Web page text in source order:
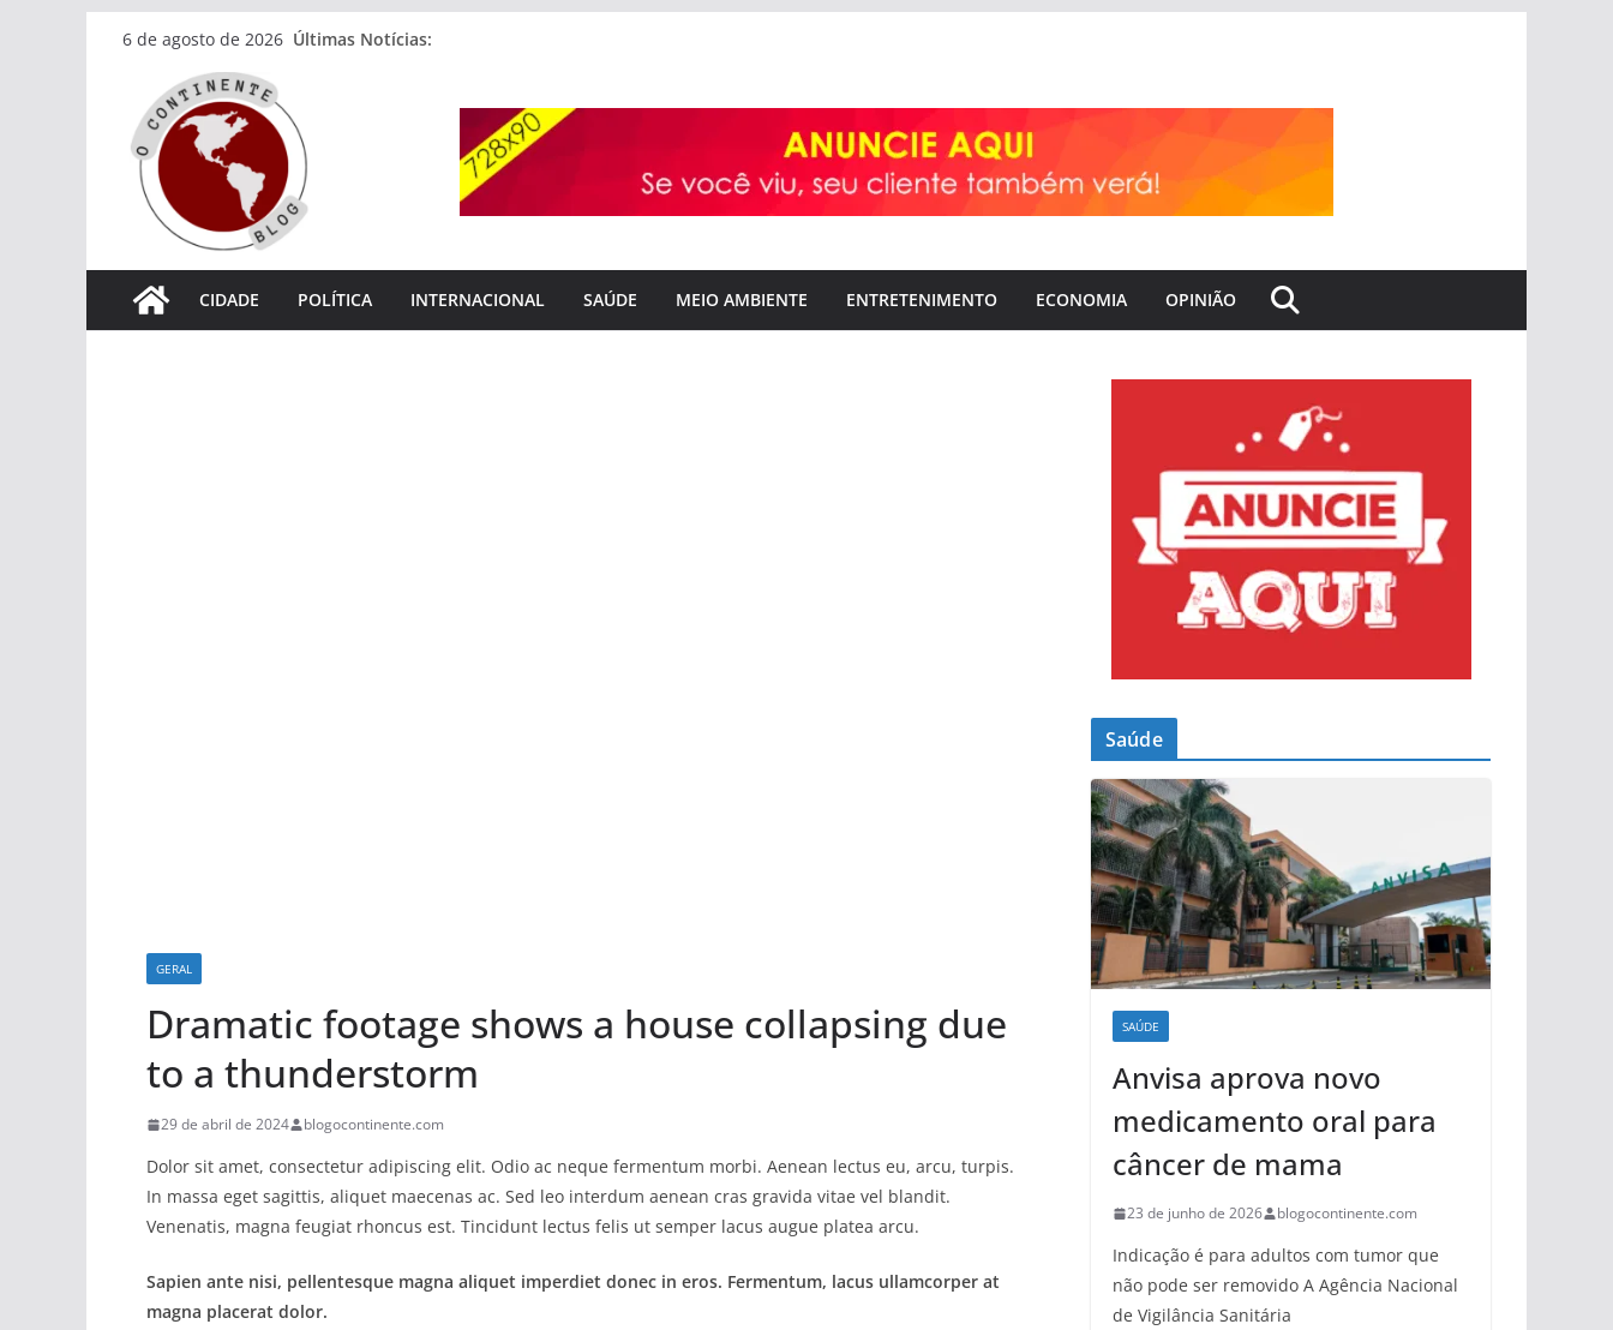
Pular
conteúdo
6 de agosto de 2026 Últimas Notícias:
CIDADE POLÍTICA INTERNACIONAL SAÚDE MEIO AMBIENTE ENTRETENIMENTO ECONOMIA OPINIÃO
GERAL
Dramatic footage shows a house collapsing due
to a thunderstorm
29 de abril de 2024 blogocontinente.com
Dolor sit amet, consectetur adipiscing elit. Odio ac neque fermentum morbi. Aenean lectus eu, arcu, turpis.
In massa eget sagittis, aliquet maecenas ac. Sed leo interdum aenean cras gravida vitae vel blandit.
Venenatis, magna feugiat rhoncus est. Tincidunt lectus felis ut semper lacus augue platea arcu.
Sapien ante nisi, pellentesque magna aliquet imperdiet donec in eros. Fermentum, lacus ullamcorper at
magna placerat dolor.
Saúde
SAÚDE
Anvisa aprova novo
medicamento oral para
câncer de mama
23 de junho de 2026 blogocontinente.com
Indicação é para adultos com tumor que
não pode ser removido A Agência Nacional
de Vigilância Sanitária